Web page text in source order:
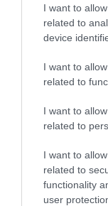
I want to
related to
device
I want to
related to
I want to
related to
I want to
related to
functionality
user
KERÜLTEK AZ
HASONLÓ